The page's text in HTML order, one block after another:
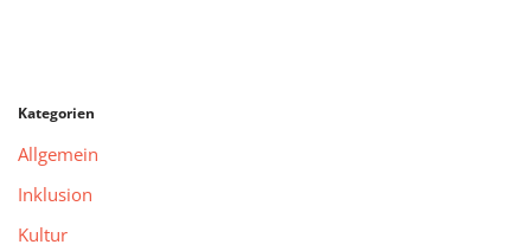
Kategorien
Allgemein
Inklusion
Kultur